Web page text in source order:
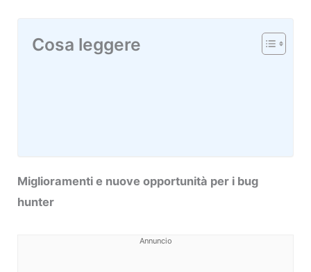
Cosa leggere
Miglioramenti e nuove opportunità per i bug
hunter
Annuncio